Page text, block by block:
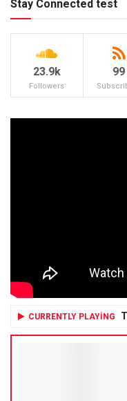
Stay Connected test
23.9k
Followers
99
CURRENTLY PLAYING